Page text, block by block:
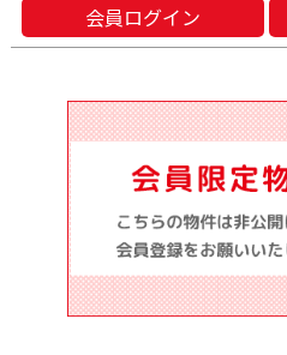
会員ログイン